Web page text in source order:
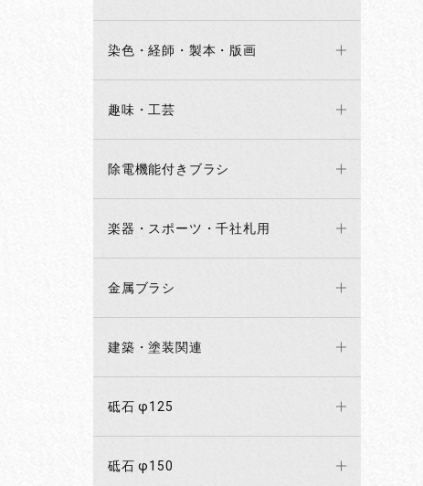
染色・経師・製本・版画
趣味・工芸
除電機能付きブラシ
楽器・スポーツ・千社札用
金属ブラシ
建築・塗装関連
砥石 φ125
砥石 φ150